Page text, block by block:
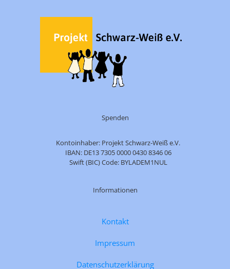
Spenden
Kontoinhaber: Projekt Schwarz-Weiß e.V.
IBAN: DE13 7305 0000 0430 8346 06
Swift (BIC) Code: BYLADEM1NUL
Informationen
Kontakt
Impressum
Datenschutzerklärung